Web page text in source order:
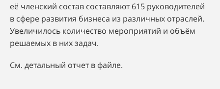
её членский состав составляют 615 руководителей
в сфере развития бизнеса из различных отраслей.
Увеличилось количество мероприятий и объём
решаемых в них задач.
См. детальный отчет в файле.